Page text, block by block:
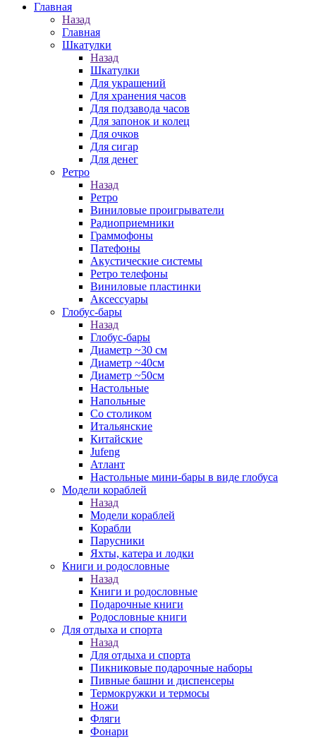
Главная
Назад
Главная
Шкатулки
Назад
Шкатулки
Для украшений
Для хранения часов
Для подзавода часов
Для запонок и колец
Для очков
Для сигар
Для денег
Ретро
Назад
Ретро
Виниловые проигрыватели
Радиоприемники
Граммофоны
Патефоны
Акустические системы
Ретро телефоны
Виниловые пластинки
Аксессуары
Глобус-бары
Назад
Глобус-бары
Диаметр ~30 см
Диаметр ~40см
Диаметр ~50см
Настольные
Напольные
Со столиком
Итальянские
Китайские
Jufeng
Атлант
Настольные мини-бары в виде глобуса
Модели кораблей
Назад
Модели кораблей
Корабли
Парусники
Яхты, катера и лодки
Книги и родословные
Назад
Книги и родословные
Подарочные книги
Родословные книги
Для отдыха и спорта
Назад
Для отдыха и спорта
Пикниковые подарочные наборы
Пивные башни и диспенсеры
Термокружки и термосы
Ножи
Фляги
Фонари